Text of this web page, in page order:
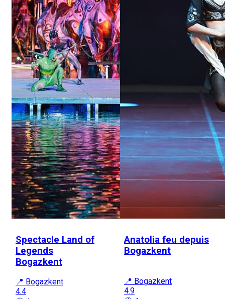
Spectacle Land of
Legends
Bogazkent
📍 Bogazkent
4.4
Anatolia feu depuis
Bogazkent
📍 Bogazkent
4.9